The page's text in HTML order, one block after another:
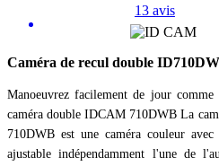
13 avis
Caméra de recul double
Manoeuvrez facilement de jour
caméra double IDCAM 710DWB La
710DWB est une caméra couleur
ajustable indépendamment l'une de